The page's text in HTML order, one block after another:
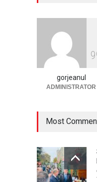
9
gorjeanul
ADMINISTRATOR
Most